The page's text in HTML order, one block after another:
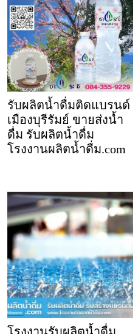
รับผลิตน้ำดื่มติดแบรนด์
เมืองบุรีรัมย์ ขายส่งน้ำ
ดื่ม รับผลิตน้ำดื่ม
โรงงานผลิตน้ำดื่ม.com